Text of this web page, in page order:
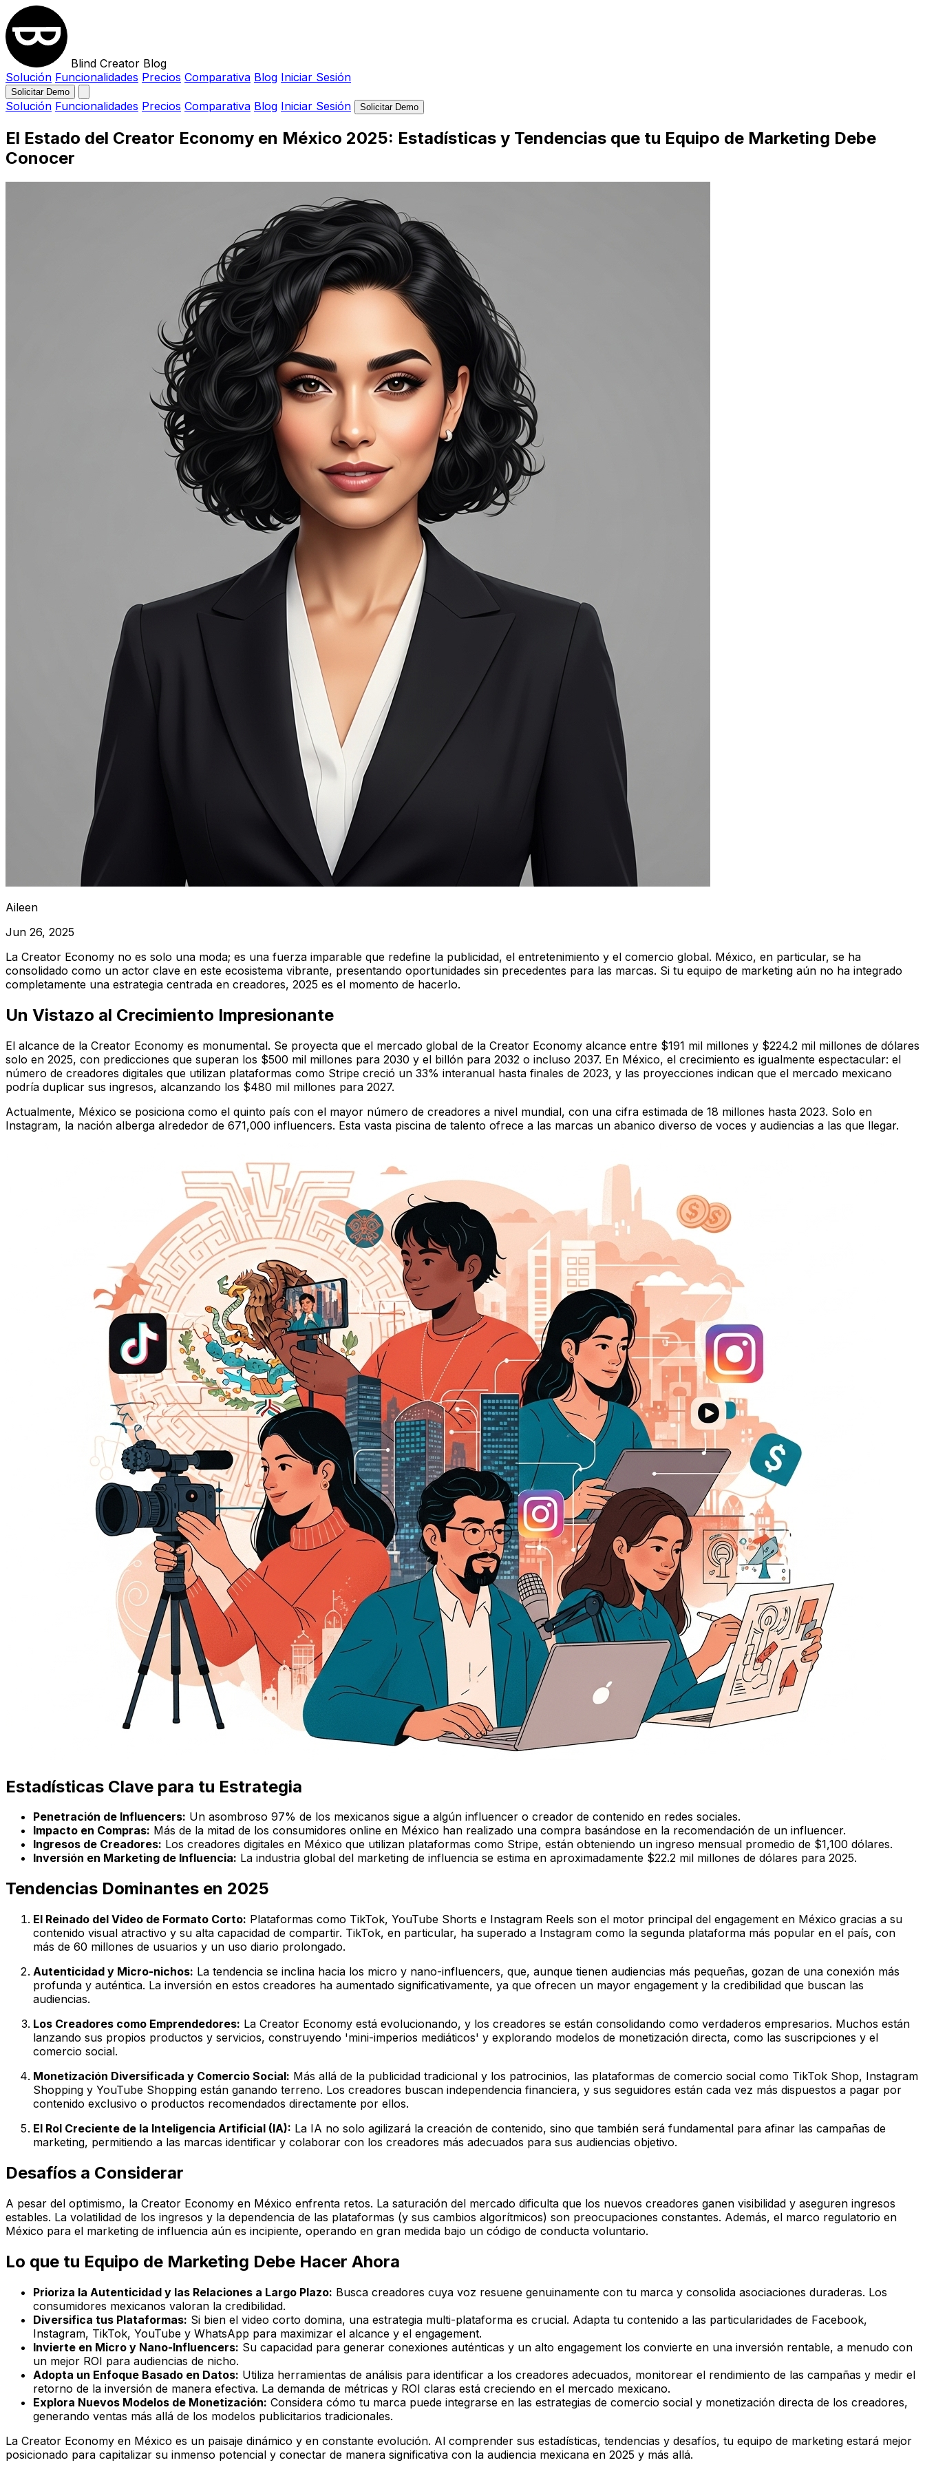
Blind Creator Blog
Solución Funcionalidades Precios Comparativa Blog Iniciar Sesión
Solicitar Demo
Solución Funcionalidades Precios Comparativa Blog Iniciar Sesión Solicitar Demo
El Estado del Creator Economy en México 2025: Estadísticas y Tendencias que tu Equipo de Marketing Debe
Conocer
Aileen
Jun 26, 2025
La Creator Economy no es solo una moda; es una fuerza imparable que redefine la publicidad, el entretenimiento y el comercio global. México, en particular, se ha
consolidado como un actor clave en este ecosistema vibrante, presentando oportunidades sin precedentes para las marcas. Si tu equipo de marketing aún no ha integrado
completamente una estrategia centrada en creadores, 2025 es el momento de hacerlo.
Un Vistazo al Crecimiento Impresionante
El alcance de la Creator Economy es monumental. Se proyecta que el mercado global de la Creator Economy alcance entre $191 mil millones y $224.2 mil millones de dólares
solo en 2025, con predicciones que superan los $500 mil millones para 2030 y el billón para 2032 o incluso 2037. En México, el crecimiento es igualmente espectacular: el
número de creadores digitales que utilizan plataformas como Stripe creció un 33% interanual hasta finales de 2023, y las proyecciones indican que el mercado mexicano
podría duplicar sus ingresos, alcanzando los $480 mil millones para 2027.
Actualmente, México se posiciona como el quinto país con el mayor número de creadores a nivel mundial, con una cifra estimada de 18 millones hasta 2023. Solo en
Instagram, la nación alberga alrededor de 671,000 influencers. Esta vasta piscina de talento ofrece a las marcas un abanico diverso de voces y audiencias a las que llegar.
Estadísticas Clave para tu Estrategia
Penetración de Influencers: Un asombroso 97% de los mexicanos sigue a algún influencer o creador de contenido en redes sociales.
Impacto en Compras: Más de la mitad de los consumidores online en México han realizado una compra basándose en la recomendación de un influencer.
Ingresos de Creadores: Los creadores digitales en México que utilizan plataformas como Stripe, están obteniendo un ingreso mensual promedio de $1,100 dólares.
Inversión en Marketing de Influencia: La industria global del marketing de influencia se estima en aproximadamente $22.2 mil millones de dólares para 2025.
Tendencias Dominantes en 2025
El Reinado del Video de Formato Corto: Plataformas como TikTok, YouTube Shorts e Instagram Reels son el motor principal del engagement en México gracias a su
contenido visual atractivo y su alta capacidad de compartir. TikTok, en particular, ha superado a Instagram como la segunda plataforma más popular en el país, con
más de 60 millones de usuarios y un uso diario prolongado.
Autenticidad y Micro-nichos: La tendencia se inclina hacia los micro y nano-influencers, que, aunque tienen audiencias más pequeñas, gozan de una conexión más
profunda y auténtica. La inversión en estos creadores ha aumentado significativamente, ya que ofrecen un mayor engagement y la credibilidad que buscan las
audiencias.
Los Creadores como Emprendedores: La Creator Economy está evolucionando, y los creadores se están consolidando como verdaderos empresarios. Muchos están
lanzando sus propios productos y servicios, construyendo 'mini-imperios mediáticos' y explorando modelos de monetización directa, como las suscripciones y el
comercio social.
Monetización Diversificada y Comercio Social: Más allá de la publicidad tradicional y los patrocinios, las plataformas de comercio social como TikTok Shop, Instagram
Shopping y YouTube Shopping están ganando terreno. Los creadores buscan independencia financiera, y sus seguidores están cada vez más dispuestos a pagar por
contenido exclusivo o productos recomendados directamente por ellos.
El Rol Creciente de la Inteligencia Artificial (IA): La IA no solo agilizará la creación de contenido, sino que también será fundamental para afinar las campañas de
marketing, permitiendo a las marcas identificar y colaborar con los creadores más adecuados para sus audiencias objetivo.
Desafíos a Considerar
A pesar del optimismo, la Creator Economy en México enfrenta retos. La saturación del mercado dificulta que los nuevos creadores ganen visibilidad y aseguren ingresos
estables. La volatilidad de los ingresos y la dependencia de las plataformas (y sus cambios algorítmicos) son preocupaciones constantes. Además, el marco regulatorio en
México para el marketing de influencia aún es incipiente, operando en gran medida bajo un código de conducta voluntario.
Lo que tu Equipo de Marketing Debe Hacer Ahora
Prioriza la Autenticidad y las Relaciones a Largo Plazo: Busca creadores cuya voz resuene genuinamente con tu marca y consolida asociaciones duraderas. Los
consumidores mexicanos valoran la credibilidad.
Diversifica tus Plataformas: Si bien el video corto domina, una estrategia multi-plataforma es crucial. Adapta tu contenido a las particularidades de Facebook,
Instagram, TikTok, YouTube y WhatsApp para maximizar el alcance y el engagement.
Invierte en Micro y Nano-Influencers: Su capacidad para generar conexiones auténticas y un alto engagement los convierte en una inversión rentable, a menudo con
un mejor ROI para audiencias de nicho.
Adopta un Enfoque Basado en Datos: Utiliza herramientas de análisis para identificar a los creadores adecuados, monitorear el rendimiento de las campañas y medir el
retorno de la inversión de manera efectiva. La demanda de métricas y ROI claras está creciendo en el mercado mexicano.
Explora Nuevos Modelos de Monetización: Considera cómo tu marca puede integrarse en las estrategias de comercio social y monetización directa de los creadores,
generando ventas más allá de los modelos publicitarios tradicionales.
La Creator Economy en México es un paisaje dinámico y en constante evolución. Al comprender sus estadísticas, tendencias y desafíos, tu equipo de marketing estará mejor
posicionado para capitalizar su inmenso potencial y conectar de manera significativa con la audiencia mexicana en 2025 y más allá.